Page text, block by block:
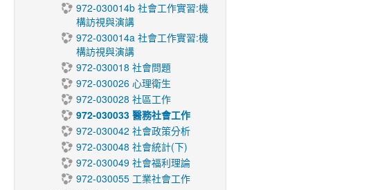
972-030014b 社會工作實習:機
構訪視與演講
972-030014a 社會工作實習:機
構訪視與演講
972-030018 社會問題
972-030026 心理衛生
972-030028 社區工作
972-030033 醫務社會工作
972-030042 社會政策分析
972-030048 社會統計(下)
972-030049 社會福利理論
972-030055 工業社會工作